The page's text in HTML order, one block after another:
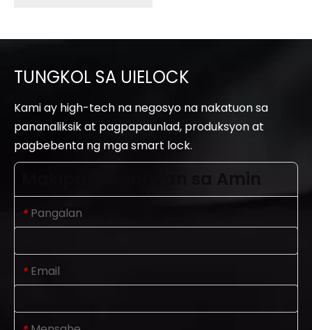
TUNGKOL SA UIELOCK
Kami ay high-tech na negosyo na nakatuon sa
pananaliksik at pagpapaunlad, produksyon at
pagbebenta ng mga smart lock.
Makipag-ugnayan sa Amin
* Pangalan
* Email